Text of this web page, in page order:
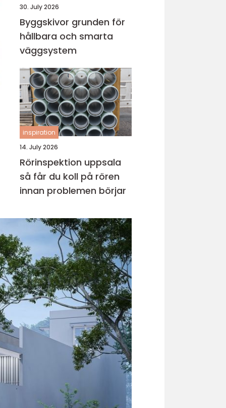
30. July 2026
Byggskivor grunden för
hållbara och smarta
väggsystem
inspiration
14. July 2026
Rörinspektion uppsala
så får du koll på rören
innan problemen börjar